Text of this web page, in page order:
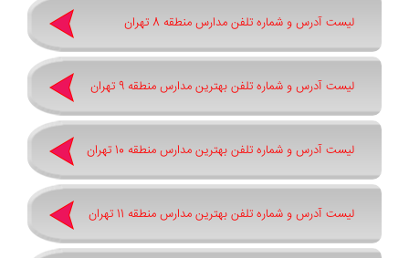
لیست آدرس و شماره تلفن مدارس منطقه 8 تهران
لیست آدرس و شماره تلفن بهترین مدارس منطقه 9 تهران
لیست آدرس و شماره تلفن بهترین مدارس منطقه 10 تهران
لیست آدرس و شماره تلفن بهترین مدارس منطقه 11 تهران